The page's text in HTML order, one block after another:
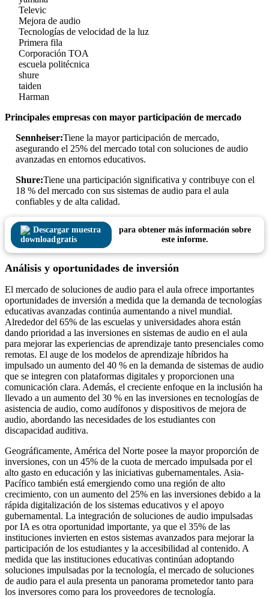
Televic
Mejora de audio
Tecnologías de velocidad de la luz
Primera fila
Corporación TOA
escuela politécnica
shure
taiden
Harman
Principales empresas con mayor participación de mercado
Sennheiser:Tiene la mayor participación de mercado,
asegurando el 25% del mercado total con soluciones de audio
avanzadas en entornos educativos.
Shure:Tiene una participación significativa y contribuye con el
18 % del mercado con sus sistemas de audio para el aula
confiables y de alta calidad.
Descargar muestra
gratis
para obtener más información sobre
este informe.
Análisis y oportunidades de inversión
El mercado de soluciones de audio para el aula ofrece importantes
oportunidades de inversión a medida que la demanda de tecnologías
educativas avanzadas continúa aumentando a nivel mundial.
Alrededor del 65% de las escuelas y universidades ahora están
dando prioridad a las inversiones en sistemas de audio en el aula
para mejorar las experiencias de aprendizaje tanto presenciales como
remotas. El auge de los modelos de aprendizaje híbridos ha
impulsado un aumento del 40 % en la demanda de sistemas de audio
que se integren con plataformas digitales y proporcionen una
comunicación clara. Además, el creciente enfoque en la inclusión ha
llevado a un aumento del 30 % en las inversiones en tecnologías de
asistencia de audio, como audífonos y dispositivos de mejora de
audio, abordando las necesidades de los estudiantes con
discapacidad auditiva.
Geográficamente, América del Norte posee la mayor proporción de
inversiones, con un 45% de la cuota de mercado impulsada por el
alto gasto en educación y las iniciativas gubernamentales. Asia-
Pacífico también está emergiendo como una región de alto
crecimiento, con un aumento del 25% en las inversiones debido a la
rápida digitalización de los sistemas educativos y el apoyo
gubernamental. La integración de soluciones de audio impulsadas
por IA es otra oportunidad importante, ya que el 35% de las
instituciones invierten en estos sistemas avanzados para mejorar la
participación de los estudiantes y la accesibilidad al contenido. A
medida que las instituciones educativas continúan adoptando
soluciones impulsadas por la tecnología, el mercado de soluciones
de audio para el aula presenta un panorama prometedor tanto para
los inversores como para los proveedores de tecnología.